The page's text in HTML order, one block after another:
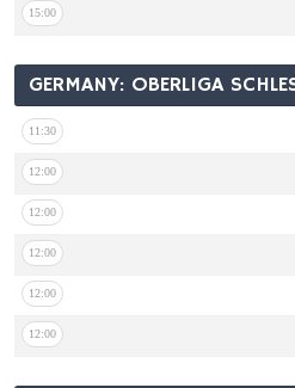
15:00
GERMANY: OBERLIGA
11:30
12:00
12:00
12:00
12:00
12:00